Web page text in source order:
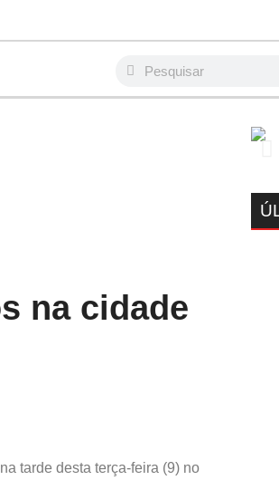
na cidade
tarde desta terça-feira (9) no